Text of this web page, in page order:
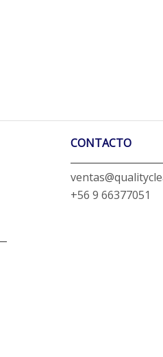
CONTACTO
+56 9 66377051